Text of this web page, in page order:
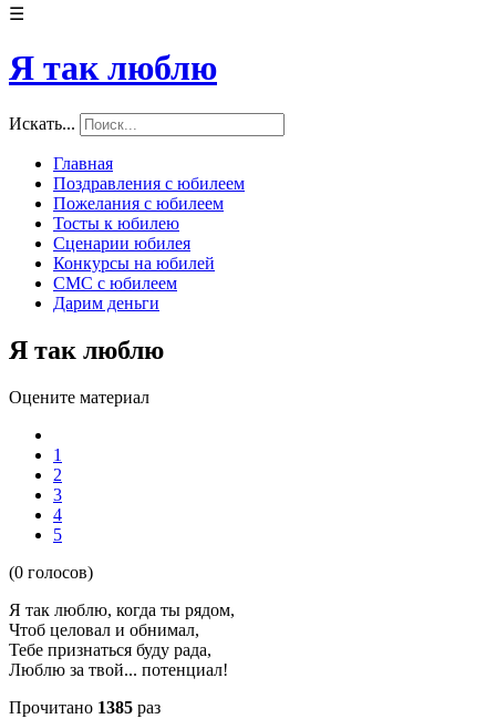
☰
Я так люблю
Искать...
Главная
Поздравления с юбилеем
Пожелания с юбилеем
Тосты к юбилею
Сценарии юбилея
Конкурсы на юбилей
СМС с юбилеем
Дарим деньги
Я так люблю
Оцените материал
1
2
3
4
5
(0 голосов)
Я так люблю, когда ты рядом,
Чтоб целовал и обнимал,
Тебе признаться буду рада,
Люблю за твой... потенциал!
Прочитано 1385 раз